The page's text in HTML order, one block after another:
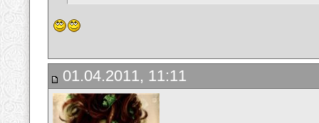
01.04.2011, 11:11